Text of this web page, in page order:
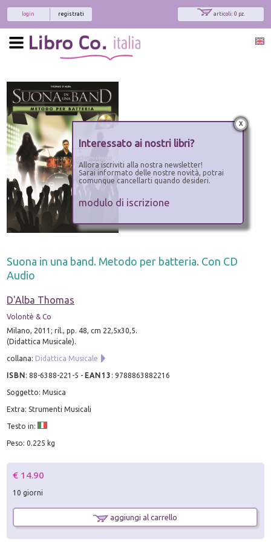
articoli: 0 pz.
registrati
login
Suona in una band. Metodo per batteria. Con CD
Audio
D'Alba Thomas
Volontè & Co
Milano, 2011; ril., pp. 48, cm 22,5x30,5.
(Didattica Musicale).
collana: Didattica Musicale
ISBN:88-6388-221-5 - EAN13 :9788863882216
Soggetto: Musica
Extra: Strumenti Musicali
Testo in:
Peso: 0.225 kg
€ 14.90
10 giorni
aggiungi al carrello
x
Interessato ai nostri libri?
Allora iscriviti alla nostra newsletter!
Sarai informato delle nostre novità, potrai
comunque cancellarti quando desideri.
modulo di iscrizione